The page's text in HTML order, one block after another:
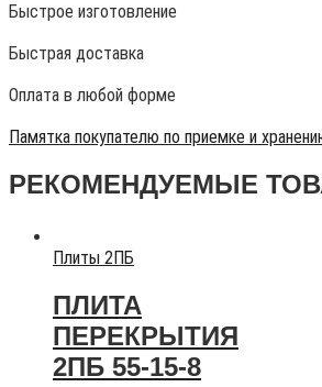
Быстрое изготовление
Быстрая доставка
Оплата в любой форме
Памятка покупателю по приемке и
РЕКОМЕНДУЕМЫЕ
Плиты 2ПБ
ПЛИТА
ПЕРЕКРЫТИЯ
2ПБ 55-15-8